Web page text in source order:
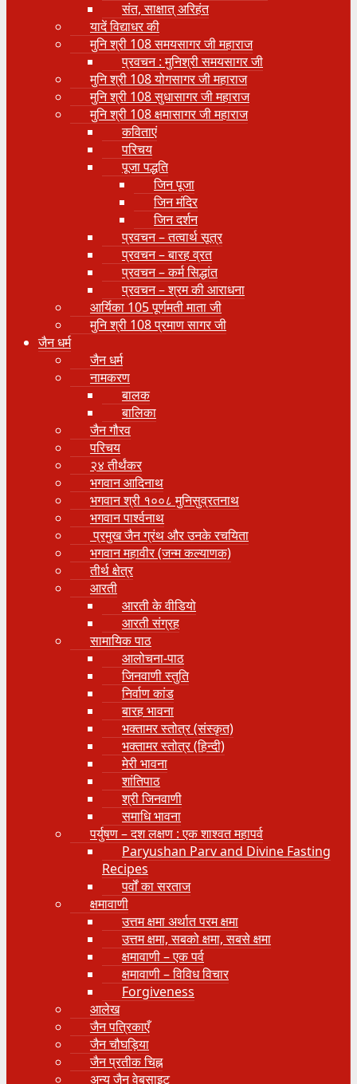
संत, साक्षात् अरिहंत
यादें विद्याधर की
मुनि श्री 108 समयसागर जी महाराज
प्रवचन : मुनिश्री समयसागर जी
मुनि श्री 108 योगसागर जी महाराज
मुनि श्री 108 सुधासागर जी महाराज
मुनि श्री 108 क्षमासागर जी महाराज
कविताएं
परिचय
पूजा पद्धति
जिन पूजा
जिन मंदिर
जिन दर्शन
प्रवचन – तत्वार्थ सूत्र
प्रवचन – बारह व्रत
प्रवचन – कर्म सिद्धांत
प्रवचन – श्रम की आराधना
आर्यिका 105 पूर्णमती माता जी
मुनि श्री 108 प्रमाण सागर जी
जैन धर्म
जैन धर्म
नामकरण
बालक
बालिका
जैन गौरव
परिचय
२४ तीर्थंकर
भगवान आदिनाथ
भगवान श्री १००८ मुनिसुव्रतनाथ
भगवान पार्श्वनाथ
प्रमुख जैन ग्रंथ और उनके रचयिता
भगवान महावीर (जन्म कल्याणक)
तीर्थ क्षेत्र
आरती
आरती के वीडियो
आरती संग्रह
सामायिक पाठ
आलोचना-पाठ
जिनवाणी स्तुति
निर्वाण कांड
बारह भावना
भक्तामर स्तोत्र (संस्कृत)
भक्तामर स्तोत्र (हिन्दी)
मेरी भावना
शांतिपाठ
श्री जिनवाणी
समाधि भावना
पर्युषण – दश लक्षण : एक शाश्वत महापर्व
Paryushan Parv and Divine Fasting
Recipes
पर्वों का सरताज
क्षमावाणी
उत्तम क्षमा अर्थात परम क्षमा
उत्तम क्षमा, सबको क्षमा, सबसे क्षमा
क्षमावाणी – एक पर्व
क्षमावाणी – विविध विचार
Forgiveness
आलेख
जैन पत्रिकाएँ
जैन चौघड़िया
जैन प्रतीक चिह्न
अन्य जैन वेबसाइट